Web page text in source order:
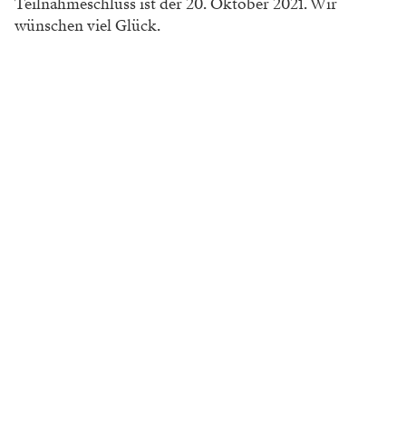
wünschen viel Glück.